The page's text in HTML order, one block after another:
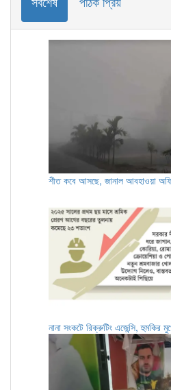
শীত কবে আসছে, জানাল আবহাওয়া
নানা সংকটে রিক্রুটিং এজেন্সি, হুমকির